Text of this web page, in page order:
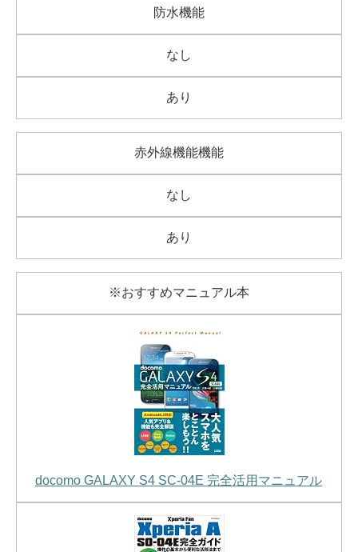
防水機能
なし
あり
赤外線機能機能
なし
あり
※おすすめマニュアル本
docomo GALAXY S4 SC-04E 完全活用マニュアル